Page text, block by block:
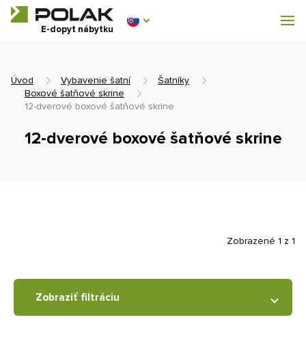
E-dopyt nábytku
Dílenský nábytek
0 €
Úvod Vybavenie šatní
Šatníky
Boxové šatňové skrine
12-dverové boxové šatňové skrine
12-dverové boxové šatňové skrine
Zobrazené 1 z 1
Zobraziť filtráciu